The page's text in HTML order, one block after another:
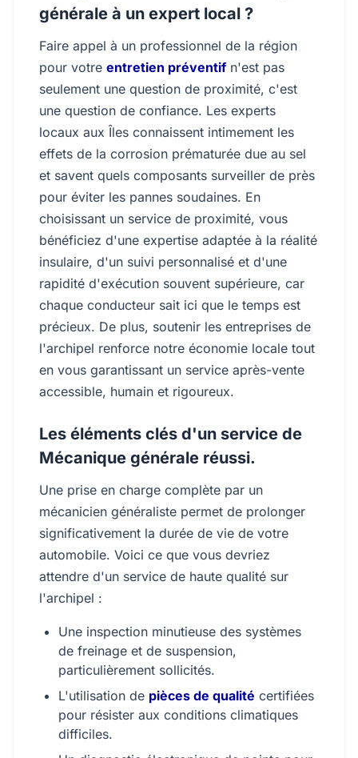
générale à un expert local ?
Faire appel à un professionnel de la région
pour votre entretien préventifn'est pas
seulement une question de proximité, c'est
une question de confiance. Les experts
locaux aux Îles connaissent intimement les
effets de la corrosion prématurée due au sel
et savent quels composants surveiller de près
pour éviter les pannes soudaines. En
choisissant un service de proximité, vous
bénéficiez d'une expertise adaptée à la réalité
insulaire, d'un suivi personnalisé et d'une
rapidité d'exécution souvent supérieure, car
chaque conducteur sait ici que le temps est
précieux. De plus, soutenir les entreprises de
l'archipel renforce notre économie locale tout
en vous garantissant un service après-vente
accessible, humain et rigoureux.
Les éléments clés d'un service de
Mécanique générale réussi.
Une prise en charge complète par un
mécanicien généraliste permet de prolonger
significativement la durée de vie de votre
automobile. Voici ce que vous devriez
attendre d'un service de haute qualité sur
l'archipel :
Une inspection minutieuse des systèmes
de freinage et de suspension,
particulièrement sollicités.
L'utilisation de pièces de qualité certifiées
pour résister aux conditions climatiques
difficiles.